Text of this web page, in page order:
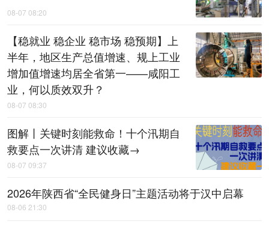
08-07 08:20
【稳就业 稳企业 稳市场 稳预期】上
半年，地区生产总值增速、规上工业
增加值增速均居全省第一——咸阳工
业，何以质效双升？
08-07 08:30
图解丨关键时刻能救命！十个汛期自
救要点一次讲清 建议收藏→
08-07 09:37
2026年陕西省“全民健身日”主题活动将于汉中启幕
08-06 21:30